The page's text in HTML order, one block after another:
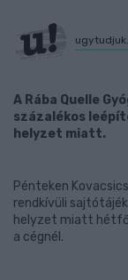
A Rába Quelle
százalékos
helyzet miatt.
Pénteken
rendkívüli
helyzet miatt
a cégnél.